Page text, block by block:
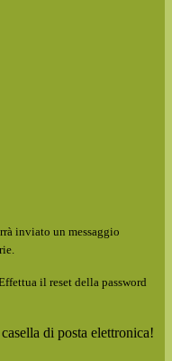
inviato un messaggio
il reset della password
di posta elettronica!